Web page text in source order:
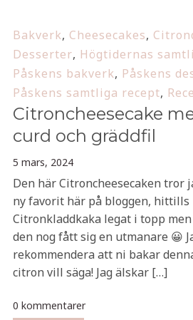
Bakverk, Cheesecakes,
Desserter, Högtidernas
Påskens bakverk, Påskens
Påskens samtliga recept,
Citroncheesecake
curd och gräddfil
5 mars, 2024
Den här Citroncheesecaken tror
ny favorit här på bloggen, hittills
Citronkladdkaka legat i topp
den nog fått sig en utmanare 😀
rekommendera att ni bakar
citron vill säga! Jag älskar […]
0 kommentarer